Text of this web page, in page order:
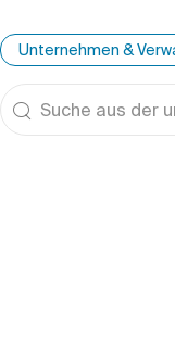
Unternehmen &
the results are
Suche aus der